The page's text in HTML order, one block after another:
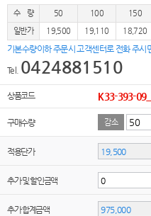
수 량 50 100 150
일반가
19,500 19,110 18,720
기본수량이하 주문시 고객센터로 전화 주시
Tel. 0424881510
상품코드 K33-393-
구매수량 감소
적용단가
추가 및 할인금액
추가 합계금액